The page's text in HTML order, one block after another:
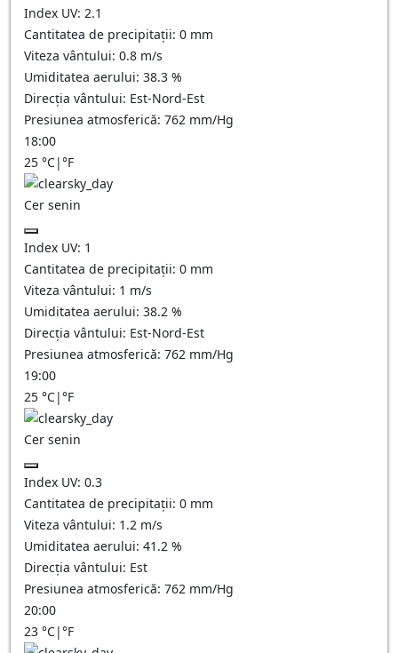
Index UV: 2.1
Cantitatea de precipitații: 0 mm
Viteza vântului: 0.8 m/s
Umiditatea aerului: 38.3 %
Direcția vântului: Est-Nord-Est
Presiunea atmosferică: 762 mm/Hg
18:00
25 °C|°F
Cer senin
Index UV: 1
Cantitatea de precipitații: 0 mm
Viteza vântului: 1 m/s
Umiditatea aerului: 38.2 %
Direcția vântului: Est-Nord-Est
Presiunea atmosferică: 762 mm/Hg
19:00
25 °C|°F
Cer senin
Index UV: 0.3
Cantitatea de precipitații: 0 mm
Viteza vântului: 1.2 m/s
Umiditatea aerului: 41.2 %
Direcția vântului: Est
Presiunea atmosferică: 762 mm/Hg
20:00
23 °C|°F